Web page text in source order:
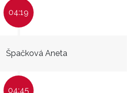
04:19
Špačková Aneta
04:45